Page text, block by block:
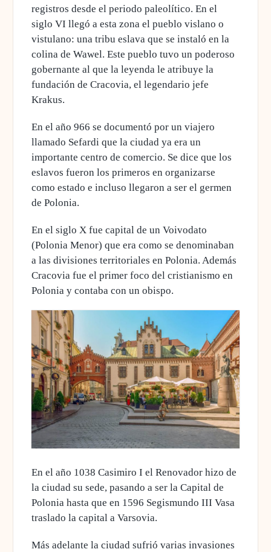
registros desde el periodo paleolítico. En el
siglo VI llegó a esta zona el pueblo vislano o
vistulano: una tribu eslava que se instaló en la
colina de Wawel. Este pueblo tuvo un poderoso
gobernante al que la leyenda le atribuye la
fundación de Cracovia, el legendario jefe
Krakus.
En el año 966 se documentó por un viajero
llamado Sefardi que la ciudad ya era un
importante centro de comercio. Se dice que los
eslavos fueron los primeros en organizarse
como estado e incluso llegaron a ser el germen
de Polonia.
En el siglo X fue capital de un Voivodato
(Polonia Menor) que era como se denominaban
a las divisiones territoriales en Polonia. Además
Cracoviafue el primer foco del cristianismo en
Polonia y contaba con un obispo.
En el año 1038Casimiro I el Renovador hizo de
la ciudad su sede, pasando a ser la Capital de
Polonia hasta que en 1596 Segismundo III Vasa
traslado la capital a Varsovia.
Más adelante la ciudadsufrió varias invasiones